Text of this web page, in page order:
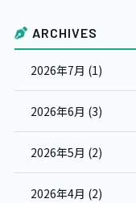
ARCHIVES
2026年7月 (1)
2026年6月 (3)
2026年5月 (2)
2026年4月 (2)